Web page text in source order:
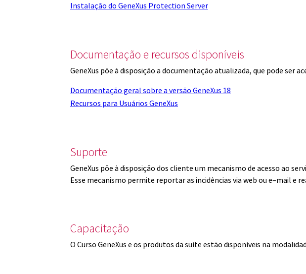
Instalação do GeneXus Protection Server
Documentação e recursos disponíveis
GeneXus põe à disposição a documentação atualizada, que pode ser
Documentação geral sobre a versão GeneXus 18
Recursos para Usuários GeneXus
Suporte
GeneXus põe à disposição dos cliente um mecanismo de acesso ao
Esse mecanismo permite reportar as incidências via web ou e–mail e
Capacitação
O Curso GeneXus e os produtos da suíte estão disponíveis na